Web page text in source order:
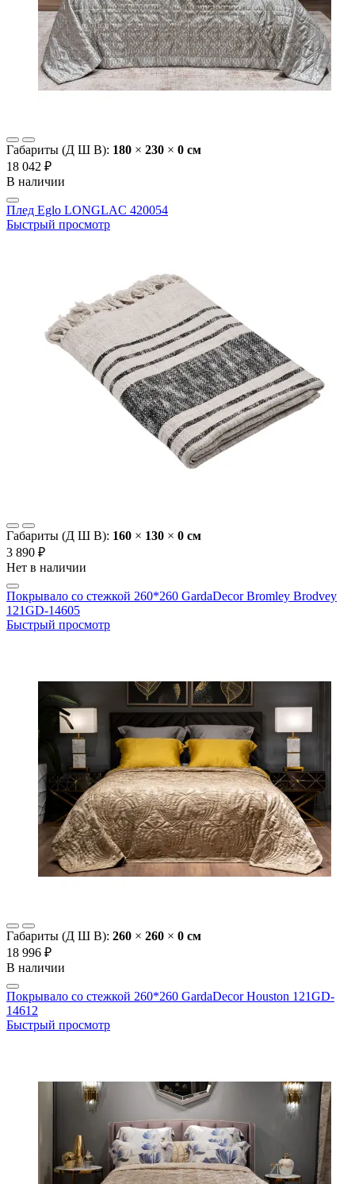
Габариты (Д Ш В): 180 × 230 × 0 cм
18 042 ₽
В наличии
Плед Eglo LONGLAC 420054
Быстрый просмотр
Габариты (Д Ш В): 160 × 130 × 0 cм
3 890 ₽
Нет в наличии
Покрывало со стежкой 260*260 GardaDecor Bromley Brodvey
121GD-14605
Быстрый просмотр
Габариты (Д Ш В): 260 × 260 × 0 cм
18 996 ₽
В наличии
Покрывало со стежкой 260*260 GardaDecor Houston 121GD-
14612
Быстрый просмотр